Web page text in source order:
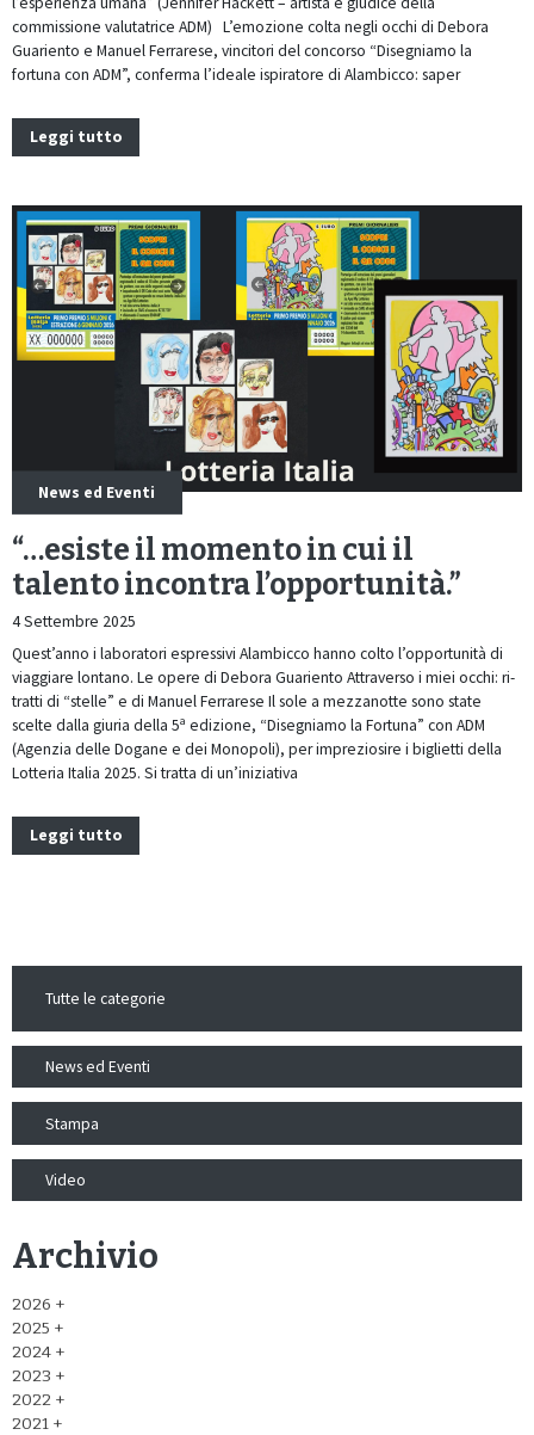
commissione valutatrice ADM) L’emozione colta negli occhi di Debora
Guariento e Manuel Ferrarese, vincitori del concorso “Disegniamo la
fortuna con ADM”, conferma l’ideale ispiratore di Alambicco: saper
Leggi tutto
News ed Eventi
“…esiste il momento in cui il
talento incontra l’opportunità.”
4 Settembre 2025
Quest’anno i laboratori espressivi Alambicco hanno colto l’opportunità di
viaggiare lontano. Le opere di Debora Guariento Attraverso i miei occhi: ri-
tratti di “stelle” e di Manuel Ferrarese Il sole a mezzanotte sono state
scelte dalla giuria della 5ª edizione, “Disegniamo la Fortuna” con ADM
(Agenzia delle Dogane e dei Monopoli), per impreziosire i biglietti della
Lotteria Italia 2025. Si tratta di un’iniziativa
Leggi tutto
Tutte le categorie
News ed Eventi
Stampa
Video
Archivio
2026
2025
2024
2023
2022
2021